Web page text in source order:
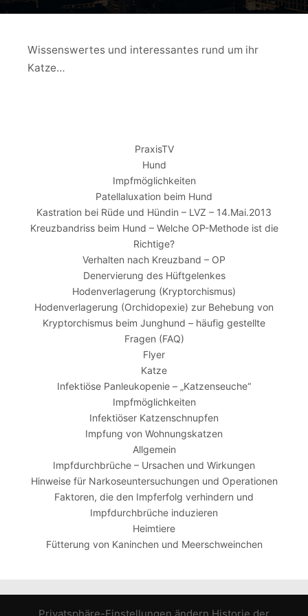
Wissenswertes und interessantes rund um ihr
Katze…
PraxisTV
Hund
Impfmöglichkeiten
Patellaluxation beim Hund
Kastration bei Rüde und Hündin – LVZ – 14.Mai.2013
Kreuzbandriss beim Hund – Welche OP-Methode ist die
Richtige?
Verhalten nach Kreuzband – OP
Denervierung des Hüftgelenkes
Hodenverlagerung (Kryptorchismus)
Hodenverlagerung (Orchidopexie) zur Behebung von
Kryptorchismus beim Junghund – häufig gestellte
Fragen (FAQ)
Flyer
Katze
Infektiöse Panleukopenie – „Katzenseuche“
Impfmöglichkeiten
Infektiöser Katzenschnupfen
Impfung von Wohnungskatzen
Allgemein
Impfdurchbrüche – Ursachen und Wirkungen
Hinweise für Narkoseuntersuchungen und Operationen
Faktoren, die den Impferfolg verhindern und
Impfdurchbrüche induzieren
Heimtiere
Fütterung von Kaninchen und Meerschweinchen